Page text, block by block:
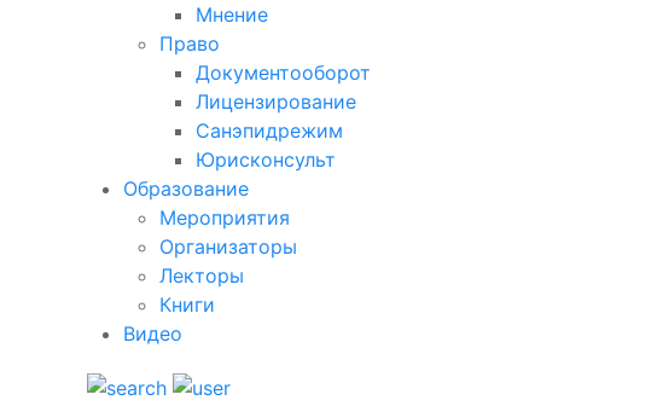
Мнение
Право
Документооборот
Лицензирование
Санэпидрежим
Юрисконсульт
Образование
Мероприятия
Организаторы
Лекторы
Книги
Видео